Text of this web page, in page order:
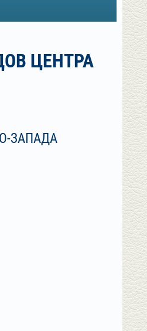
ЦЕНТРА
ЗАПАДА